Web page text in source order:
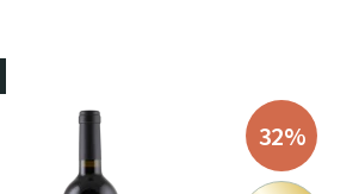
32%